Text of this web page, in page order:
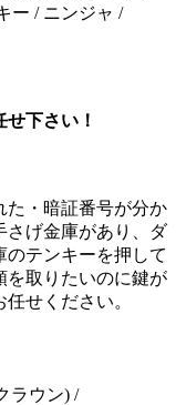
ー / ニンジャ /
せ下さい！
た・暗証番号が分か
さげ金庫があり、ダ
のテンキーを押して
を取りたいのに鍵が
せください。
ラウン) /